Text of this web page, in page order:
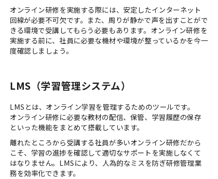
オンライン研修を実施する際には、安定したインターネット
回線が必要不可欠です。また、周りが静かで声を出すことがで
きる環境で受講してもらう必要もあります。オンライン研修を
実施する前に、社員に必要な機材や環境が整っているかを今一
度確認しましょう。
LMS（学習管理システム）
LMSとは、オンライン学習を管理するためのツールです。
オンライン研修に必要な教材の配信、保管、学習履歴の保存
といった機能をまとめて搭載しています。
離れたところから受講する社員が多いオンライン研修だから
こそ、学習の進捗を確認して適切なサポートを実施しなくて
はなりません。LMSにより、人為的なミスを防ぎ研修管理業
務を効率化できます。